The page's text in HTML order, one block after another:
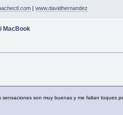
| www.davidhernandez
MacBook
son muy buenas y me faltan toques